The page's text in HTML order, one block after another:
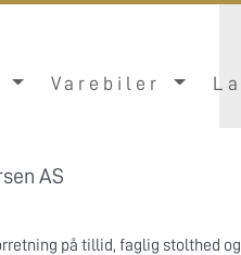
Varebiler
AS
på tillid, faglig stolthed